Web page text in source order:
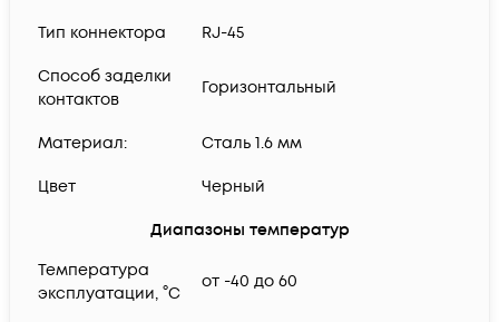
Тип коннектора RJ-45
Способ заделки
контактов
Горизонтальный
Материал: Сталь 1.6 мм
Цвет Черный
Диапазоны температур
Температура
эксплуатации, °C
от -40 до 60